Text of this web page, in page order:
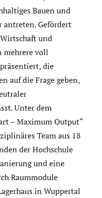
Bauen und
antreten. Gefördert
und
mehrere voll
die
auf die Frage geben,
Unter dem
– Maximum Output“
Team aus 18
der Hochschule
und eine
Raummodule
in Wuppertal